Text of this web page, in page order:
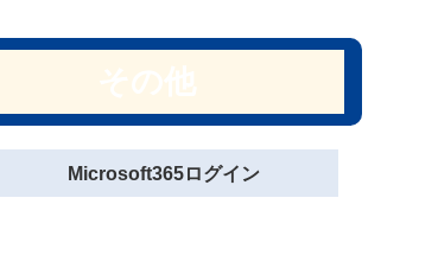
Microsoft365ログイン